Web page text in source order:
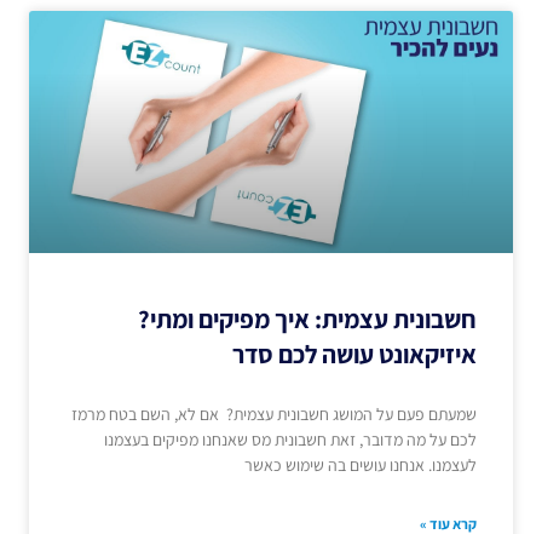
חשבונית עצמית: איך מפיקים ומתי?
איזיקאונט עושה לכם סדר
שמעתם פעם על המושג חשבונית עצמית? אם לא, השם בטח מרמז
לכם על מה מדובר, זאת חשבונית מס שאנחנו מפיקים בעצמנו
לעצמנו. אנחנו עושים בה שימוש כאשר
קרא עוד »